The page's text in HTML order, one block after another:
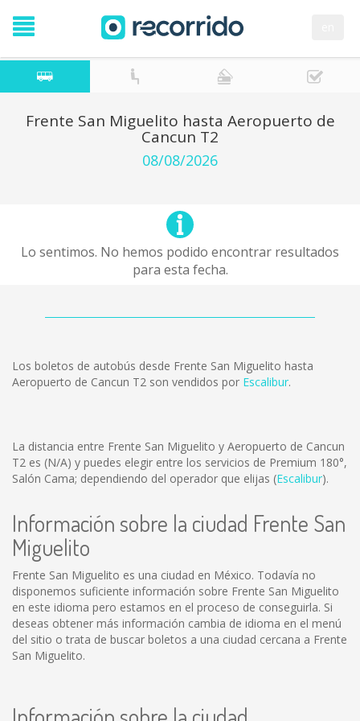
Frente San Miguelito hasta Aeropuerto de
Cancun T2
08/08/2026
Lo sentimos. No hemos podido encontrar resultados
para esta fecha.
Los boletos de autobús desde Frente San Miguelito hasta
Aeropuerto de Cancun T2 son vendidos por Escalibur.
La distancia entre Frente San Miguelito y Aeropuerto de Cancun
T2 es (N/A) y puedes elegir entre los servicios de Premium 180°,
Salón Cama; dependiendo del operador que elijas (Escalibur).
Información sobre la ciudad Frente San
Miguelito
Frente San Miguelito es una ciudad en México. Todavía no
disponemos suficiente información sobre Frente San Miguelito
en este idioma pero estamos en el proceso de conseguirla. Si
deseas obtener más información cambia de idioma en el menú
del sitio o trata de buscar boletos a una ciudad cercana a Frente
San Miguelito.